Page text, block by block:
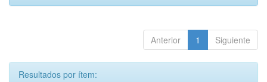
Anterior 1 Siguiente
Resultados por ítem: